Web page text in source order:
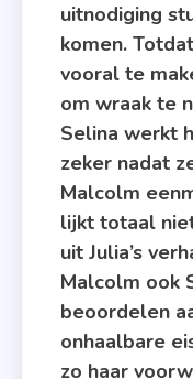
uitnodiging
komen.
vooral te
om wraak te
Selina werkt
zeker nadat
Malcolm
lijkt totaal
uit Julia’s
Malcolm ook
beoordelen
onhaalbare
zo haar